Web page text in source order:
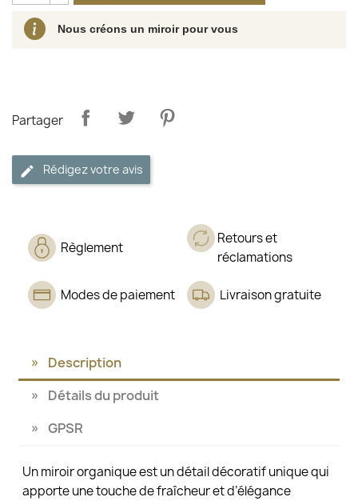
Nous créons un miroir pour vous
Partager
Rédigez votre avis
Règlement
Retours et
réclamations
Modes de paiement Livraison gratuite
Description
Détails du produit
GPSR
Un miroir organique est un détail décoratif unique qui
apporte une touche de fraîcheur et d’élégance